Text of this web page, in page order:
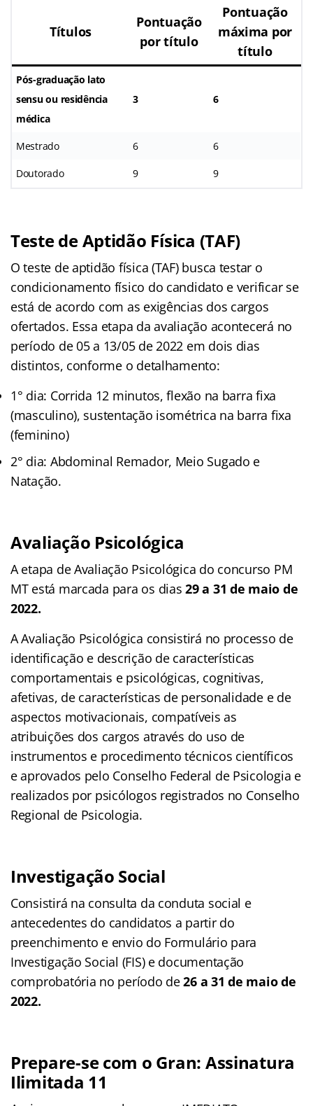
Títulos
Pontuação
por título
Pontuação
máxima por
título
Pós-graduação lato
sensu ou residência
médica
3 6
Mestrado 6 6
Doutorado 9 9
Teste de Aptidão Física (TAF)
O teste de aptidão física (TAF) busca testar o
condicionamento físico do candidato e verificar se
está de acordo com as exigências dos cargos
ofertados. Essa etapa da avaliação acontecerá no
período de 05 a 13/05 de 2022 em dois dias
distintos, conforme o detalhamento:
1° dia: Corrida 12 minutos, flexão na barra fixa
(masculino), sustentação isométrica na barra fixa
(feminino)
2° dia: Abdominal Remador, Meio Sugado e
Natação.
Avaliação Psicológica
A etapa de Avaliação Psicológica do concurso PM
MT está marcada para os dias29 a 31 de maio de
2022.
A Avaliação Psicológica consistirá no processo de
identificação e descrição de características
comportamentais e psicológicas, cognitivas,
afetivas, de características de personalidade e de
aspectos motivacionais, compatíveis as
atribuições dos cargos através do uso de
instrumentos e procedimento técnicos científicos
e aprovados pelo Conselho Federal de Psicologia e
realizados por psicólogos registrados no Conselho
Regional de Psicologia.
Investigação Social
Consistirá na consulta da conduta social e
antecedentes do candidatos a partir do
preenchimento e envio do Formulário para
Investigação Social (FIS) e documentação
comprobatória no período de26 a 31 de maio de
2022.
Prepare-se com o Gran: Assinatura
Ilimitada 11